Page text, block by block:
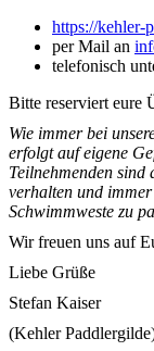
https://kehler-
per Mail an
telefonisch
Bitte reserviert eure
Wie immer bei
erfolgt auf eigene
Teilnehmenden sind
verhalten und
Schwimmweste zu
Wir freuen uns auf
Liebe Grüße
Stefan
(Kehler